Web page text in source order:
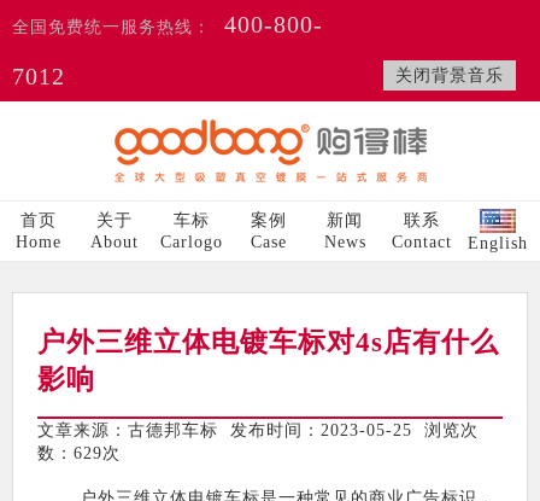
关闭背景音乐
全国免费统一服务热线：
400-800-
7012
首页
Home
关于
About
车标
Carlogo
案例
Case
新闻
News
联系
Contact
English
户外三维立体电镀车标对4s店有什么
影响
文章来源：古德邦车标 发布时间：2023-05-25 浏览次
数： 629次